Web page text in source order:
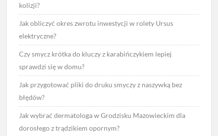
kolizji?
Jak obliczyć okres zwrotu inwestycji w rolety Ursus
elektryczne?
Czy smycz krótka do kluczy z karabińczykiem lepiej
sprawdzi się w domu?
Jak przygotować pliki do druku smyczy z naszywką bez
błędów?
Jak wybrać dermatologa w Grodzisku Mazowieckim dla
dorosłego z trądzikiem opornym?